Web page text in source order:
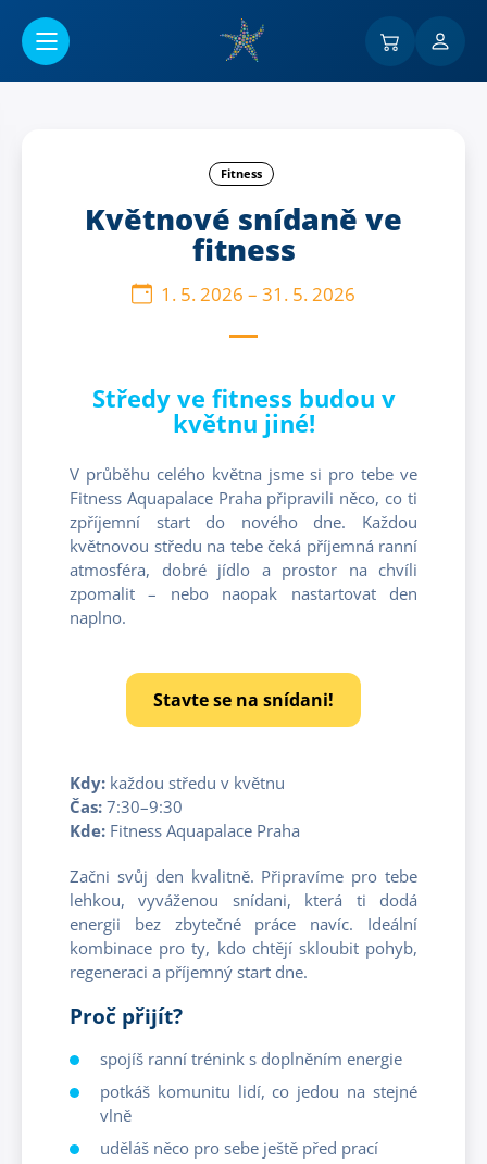
Fitness
Květnové snídaně ve
fitness
1. 5. 2026 – 31. 5. 2026
Středy ve fitness budou v
květnu jiné!
V průběhu celého května jsme si pro tebe ve
Fitness Aquapalace Praha připravili něco, co ti
zpříjemní start do nového dne. Každou
květnovou středu na tebe čeká příjemná ranní
atmosféra, dobré jídlo a prostor na chvíli
zpomalit – nebo naopak nastartovat den
naplno.
Stavte se na snídani!
Kdy: každou středu v květnu
Čas: 7:30–9:30
Kde: Fitness Aquapalace Praha
Začni svůj den kvalitně. Připravíme pro tebe
lehkou, vyváženou snídani, která ti dodá
energii bez zbytečné práce navíc. Ideální
kombinace pro ty, kdo chtějí skloubit pohyb,
regeneraci a příjemný start dne.
Proč přijít?
spojíš ranní trénink s doplněním energie
potkáš komunitu lidí, co jedou na stejné
vlně
uděláš něco pro sebe ještě před prací